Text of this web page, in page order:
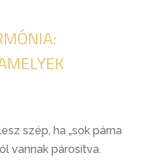
szép, ha „sok párna
vannak párosítva.